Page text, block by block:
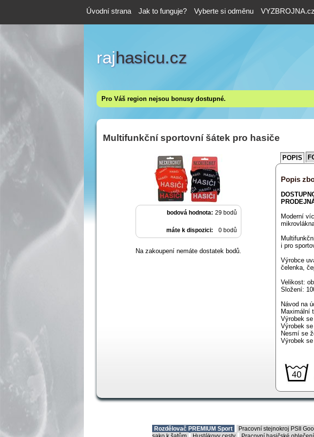
Úvodní strana Jak to funguje? Vyberte si odměnu VYZBROJNA.cz
rajhasicu.cz
Pro Váš region nejsou bonusy dostupné.
Multifunkční sportovní šátek pro hasiče
bodová hodnota: 29 bodů
máte k dispozici: 0 bodů
Na zakoupení nemáte dostatek bodů.
POPIS
Popis
Moderní
i pro
Výrobce
čelenka,
Velikost:
Složení:
Návod na
Maximální
Výrobek
Výrobek
Nesmí se
Výrobek
Rozdělovač PREMIUM Sport Pracovní stejnokroj PSII